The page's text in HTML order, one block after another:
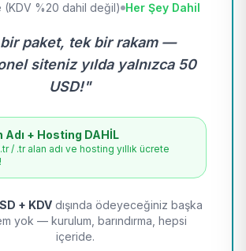
(KDV %20 dahil değil) Her Şey Dahil
paket, tek bir rakam —
siteniz yılda yalnızca 50
USD!"
Adı + Hosting DAHİL
/ .tr alan adı ve hosting yıllık ücrete
+ KDV dışında ödeyeceğiniz başka
yok — kurulum, barındırma, hepsi
içeride.